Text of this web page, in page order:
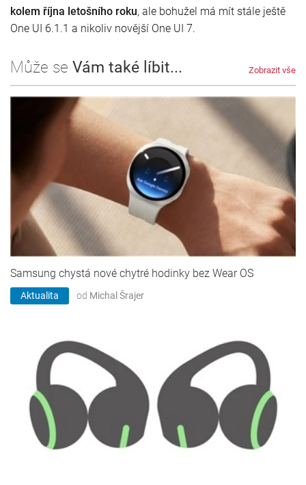
kolem října letošního roku, ale bohužel má mít stále ještě
One UI 6.1.1 a nikoliv novější One UI 7.
Může se Vám také líbit... Zobrazit vše
Samsung chystá nové chytré hodinky bez Wear OS
Aktualita od Michal Šrajer